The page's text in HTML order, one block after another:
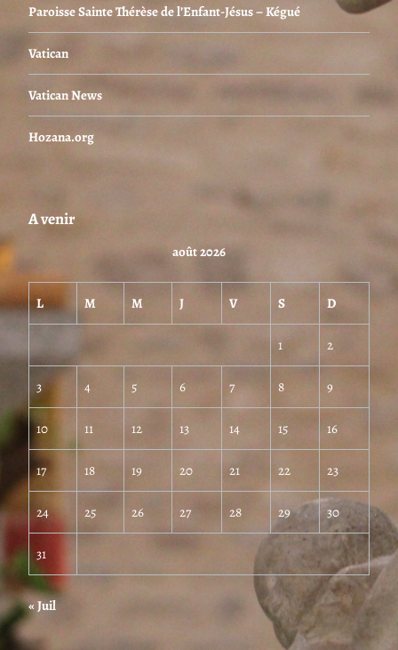
Paroisse Sainte Thérèse de l’Enfant-Jésus – Kégué
Vatican
Vatican News
Hozana.org
A venir
août 2026
L M M J V S D
1 2
3 4 5 6 7 8 9
10 11 12 13 14 15 16
17 18 19 20 21 22 23
24 25 26 27 28 29 30
31
« Juil